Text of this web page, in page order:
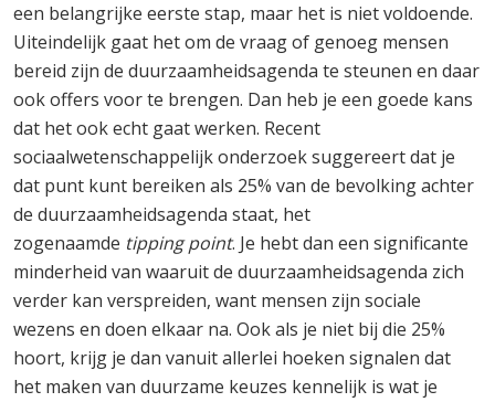
een belangrijke eerste stap, maar het is niet voldoende.
Uiteindelijk gaat het om de vraag of genoeg mensen
bereid zijn de duurzaamheidsagenda te steunen en daar
ook offers voor te brengen. Dan heb je een goede kans
dat het ook echt gaat werken. Recent
sociaalwetenschappelijk onderzoek suggereert dat je
dat punt kunt bereiken als 25% van de bevolking achter
de duurzaamheidsagenda staat, het
zogenaamde tipping point. Je hebt dan een significante
minderheid van waaruit de duurzaamheidsagenda zich
verder kan verspreiden, want mensen zijn sociale
wezens en doen elkaar na. Ook als je niet bij die 25%
hoort, krijg je dan vanuit allerlei hoeken signalen dat
het maken van duurzame keuzes kennelijk is wat je